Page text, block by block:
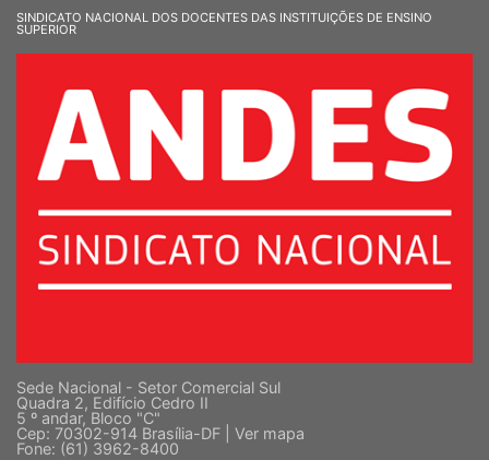
SINDICATO NACIONAL DOS DOCENTES DAS INSTITUIÇÕES DE ENSINO
SUPERIOR
Sede Nacional - Setor Comercial Sul
Quadra 2, Edifício Cedro II
5 º andar, Bloco "C"
Cep: 70302-914 Brasília-DF | Ver mapa
Fone: (61) 3962-8400